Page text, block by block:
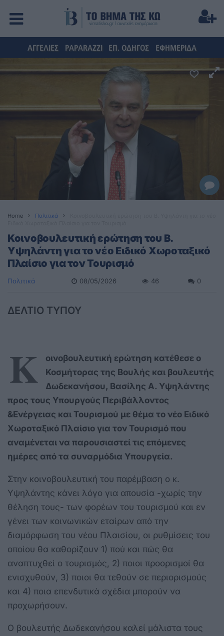
ΑΓΓΕΛΙΕΣ PAPARAZZI ΕΠ. ΟΔΗΓΟΣ ΕΦΗΜΕΡΙΔΑ
Home Πολιτικά
Κοινοβουλευτική ερώτηση του Β.
Υψηλάντη για το νέο Ειδικό Χωροταξικό
Πλαίσιο για τον Τουρισμό
Πολιτικά 08/05/2026 46 0
ΔΕΛΤΙΟ ΤΥΠΟΥ
Κ
οινοβουλευτική ερώτηση κατέθεσε ο
Κοσμήτορας της Βουλής και βουλευτής
Δωδεκανήσου, Βασίλης Α. Υψηλάντης
προς τους Υπουργούς Περιβάλλοντος
&Ενέργειας και Τουρισμού με θέμα το νέο Ειδικό
Χωροταξικό Πλαίσιο για τον Τουρισμό που
αναμένεται να παρουσιαστεί τις επόμενες
ημέρες από τα συναρμόδια Υπουργεία.
Στην κοινοβουλευτική του παρέμβαση ο κ.
Υψηλάντης κάνει λόγο για απουσία -χωρίς την
θέληση τους- των φορέων του τουρισμού και εν
γένει των κοινωνικών εταίρων από την
διαμόρφωση του νέου Πλαισίου, οι ρυθμίσεις του
οποίου θα καθορίζουν 1) πού και πώς θα
αναπτυχθεί ο τουρισμός, 2) ποιοι προορισμοί θα
ενισχυθούν, 3) ποιοι θα τεθούν σε περιορισμούς
και 4) ποια επενδυτικά σχέδια μπορούν να
προχωρήσουν.
Ο βουλευτής Δωδεκανήσου καλεί μάλιστα τους